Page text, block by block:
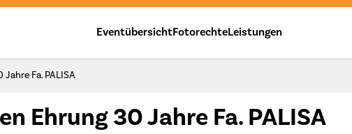
EventübersichtFotorechteLeistungen
Fa. PALISA
Ehrung 30 Jahre Fa. PALISA